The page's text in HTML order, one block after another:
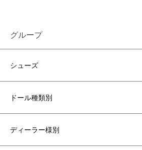
グループ
シューズ
ドール種類別
ディーラー様別